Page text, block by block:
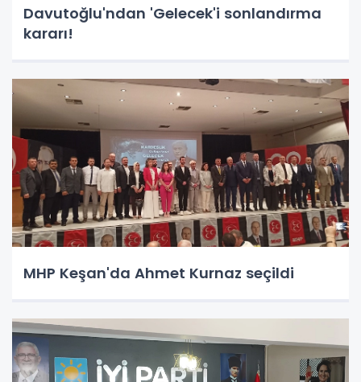
Davutoğlu'ndan 'Gelecek'i sonlandırma
kararı!
MHP Keşan'da Ahmet Kurnaz seçildi